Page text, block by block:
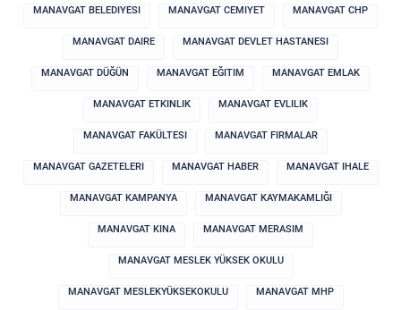
MANAVGAT BELEDIYESI MANAVGAT CEMIYET MANAVGAT CHP
MANAVGAT DAIRE MANAVGAT DEVLET HASTANESI
MANAVGAT DÜĞÜN MANAVGAT EĞITIM MANAVGAT EMLAK
MANAVGAT ETKINLIK MANAVGAT EVLILIK
MANAVGAT FAKÜLTESI MANAVGAT FIRMALAR
MANAVGAT GAZETELERI MANAVGAT HABER MANAVGAT IHALE
MANAVGAT KAMPANYA MANAVGAT KAYMAKAMLIĞI
MANAVGAT KINA MANAVGAT MERASIM
MANAVGAT MESLEK YÜKSEK OKULU
MANAVGAT MESLEKYÜKSEKOKULU MANAVGAT MHP